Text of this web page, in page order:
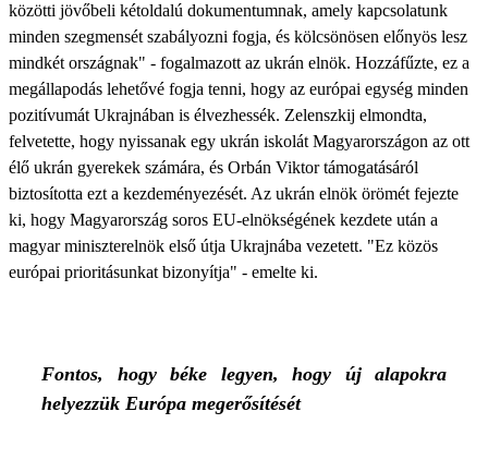
közötti jövőbeli kétoldalú dokumentumnak, amely kapcsolatunk
minden szegmensét szabályozni fogja, és kölcsönösen előnyös lesz
mindkét országnak" - fogalmazott az ukrán elnök. Hozzáfűzte, ez a
megállapodás lehetővé fogja tenni, hogy az európai egység minden
pozitívumát Ukrajnában is élvezhessék. Zelenszkij elmondta,
felvetette, hogy nyissanak egy ukrán iskolát Magyarországon az ott
élő ukrán gyerekek számára, és Orbán Viktor támogatásáról
biztosította ezt a kezdeményezését. Az ukrán elnök örömét fejezte
ki, hogy Magyarország soros EU-elnökségének kezdete után a
magyar miniszterelnök első útja Ukrajnába vezetett. "Ez közös
európai prioritásunkat bizonyítja" - emelte ki.
Fontos, hogy béke legyen, hogy új alapokra
helyezzük Európa megerősítését